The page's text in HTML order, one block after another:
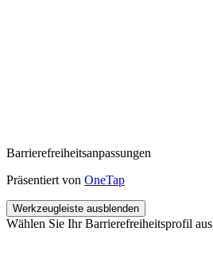
Barrierefreiheitsanpassungen
Präsentiert von OneTap
Werkzeugleiste ausblenden
Wählen Sie Ihr Barrierefreiheitsprofil aus